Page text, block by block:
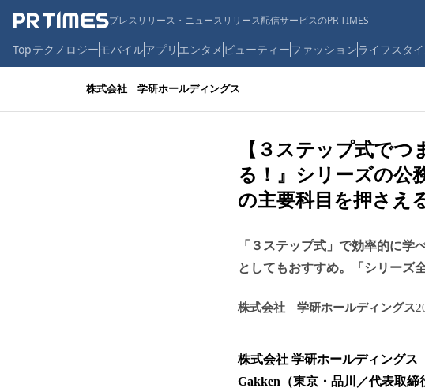
プレスリリース・ニュースリリース配信サービスのPR TIMES
Topテクノロジーモバイルアプリ エンタメ ビューティーファッションライフスタ
株式会社 学研ホールディングス
【３ステップ式で
る！』シリーズの公
の主要科目を押さえ
「３ステップ式」で効率的に
としてもおすすめ。「シリーズ
株式会社 学研ホールディングス
株式会社 学研ホールディングス
Gakken（東京・品川／代表取締